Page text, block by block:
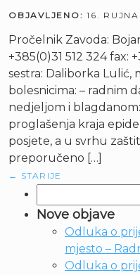
OBJAVLJENO: 16.
Pročelnik Zavoda:
+385(0)31 512 324 fax:
sestra: Daliborka Lulić,
bolesnicima: – radnim
nedjeljom i blagdanom:
proglašenja kraja
posjete, a u svrhu
preporučeno […]
← STARIJE
Nove objave
Odluka o
mjesto –
Odluka o